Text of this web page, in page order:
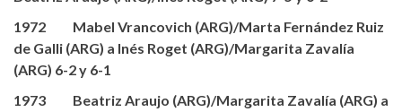
1972 Mabel Vrancovich (ARG)/Marta Fernández Ruiz
de Galli (ARG) a Inés Roget (ARG)/Margarita Zavalía
(ARG) 6-2 y 6-1
1973 Beatriz Araujo (ARG)/Margarita Zavalía (ARG) a